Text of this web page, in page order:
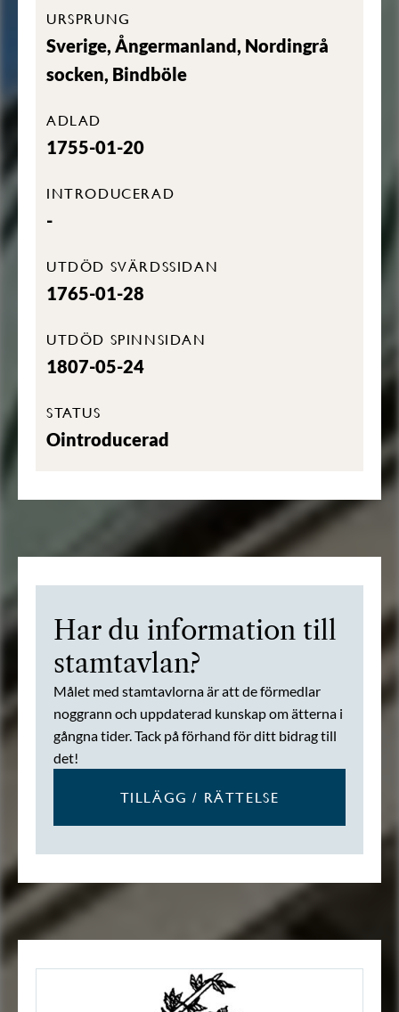
URSPRUNG
Sverige, Ångermanland, Nordingrå
socken, Bindböle
ADLAD
1755-01-20
INTRODUCERAD
-
UTDÖD SVÄRDSSIDAN
1765-01-28
UTDÖD SPINNSIDAN
1807-05-24
STATUS
Ointroducerad
Har du information till
stamtavlan?
Målet med stamtavlorna är att de förmedlar
noggrann och uppdaterad kunskap om ätterna i
gångna tider. Tack på förhand för ditt bidrag till
det!
TILLÄGG / RÄTTELSE